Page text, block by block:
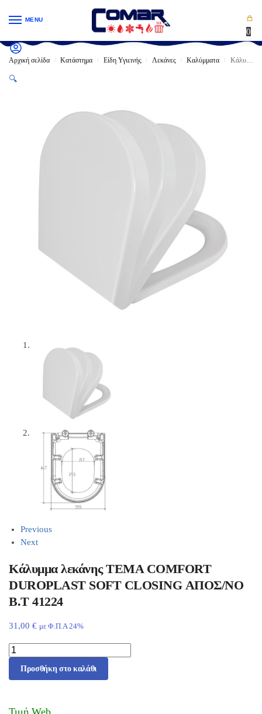
MENU
0
Αρχική σελίδα / Κατάστημα / Είδη Υγιεινής / Λεκάνες / Καλύμματα / Κάλυμμα λεκάνης ΤΕΜΑ COMFORT DUROPLAST SOFT CLOSING ΑΠΟΣ/ΝΟ Β.T 41224
🔍
Previous
Next
Κάλυμμα λεκάνης ΤΕΜΑ COMFORT
DUROPLAST SOFT CLOSING ΑΠΟΣ/ΝΟ
Β.T 41224
31,00 € με Φ.Π.Α 24%
Προσθήκη στο καλάθι